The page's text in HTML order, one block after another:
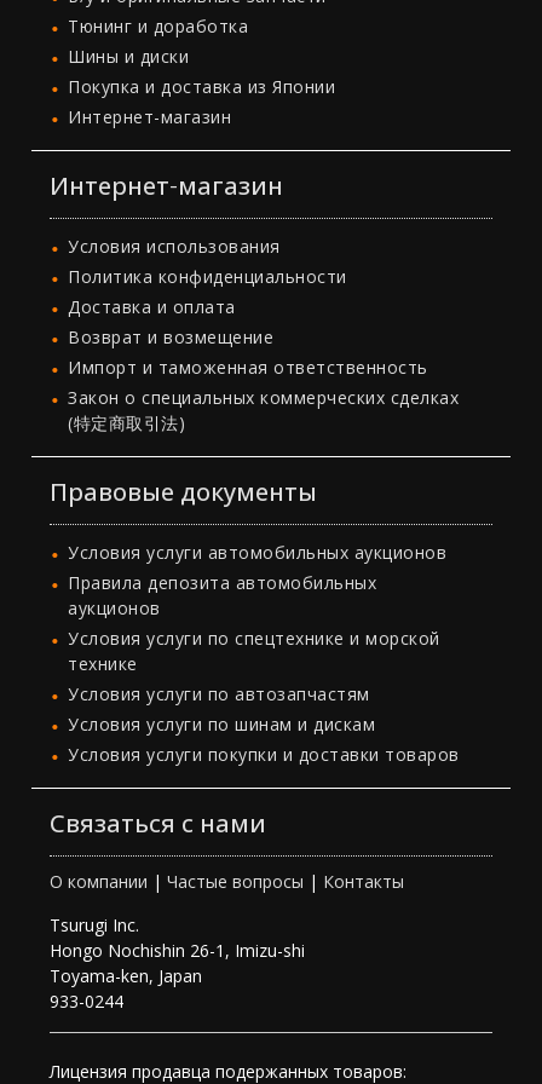
Тюнинг и доработка
Шины и диски
Покупка и доставка из Японии
Интернет-магазин
Интернет-магазин
Условия использования
Политика конфиденциальности
Доставка и оплата
Возврат и возмещение
Импорт и таможенная ответственность
Закон о специальных коммерческих сделках
(特定商取引法)
Правовые документы
Условия услуги автомобильных аукционов
Правила депозита автомобильных
аукционов
Условия услуги по спецтехнике и морской
технике
Условия услуги по автозапчастям
Условия услуги по шинам и дискам
Условия услуги покупки и доставки товаров
Связаться с нами
О компании |Частые вопросы | Контакты
Tsurugi Inc.
Hongo Nochishin 26-1, Imizu-shi
Toyama-ken, Japan
933-0244
Лицензия продавца подержанных товаров: